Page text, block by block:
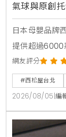
氣球與原創
日本母嬰品牌
提供超過6000
褲型紙尿褲、
館消費禮與指
兒購物指南。
網友評分
#西松屋台北
2026/08/05 編